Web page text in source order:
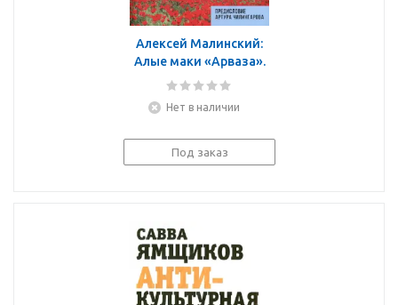
Алексей Малинский:
Алые маки «Арваза».
Южная граница
Нет в наличии
Под заказ